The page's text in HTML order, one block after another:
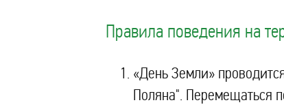
Правила поведения на
«День Земли»
Поляна". Перемещаться